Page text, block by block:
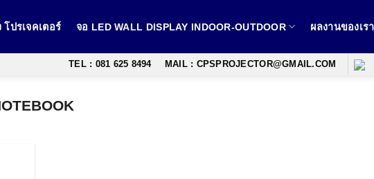
ปรเจคเตอร์ จอ LED WALL DISPLAY INDOOR-OUTDOOR ผลงานของเรา
TEL : 081 625 8494 MAIL : CPSPROJECTOR@GMAIL.COM